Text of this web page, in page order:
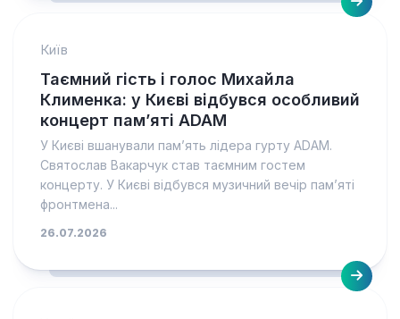
Київ
Таємний гість і голос Михайла
Клименка: у Києві відбувся особливий
концерт пам’яті ADAM
У Києві вшанували пам’ять лідера гурту ADAM.
Святослав Вакарчук став таємним гостем
концерту. У Києві відбувся музичний вечір пам’яті
фронтмена...
26.07.2026